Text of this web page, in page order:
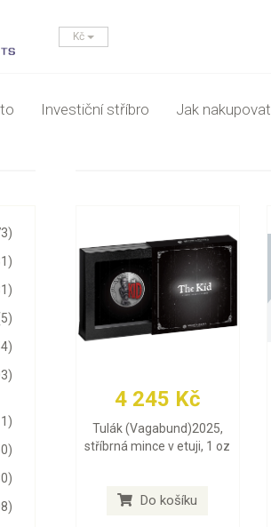
Kč
Investiční stříbro Jak nakupovat
4 245 Kč
Tulák (Vagabund)2025,
stříbrná mince v etuji, 1 oz
Do košíku